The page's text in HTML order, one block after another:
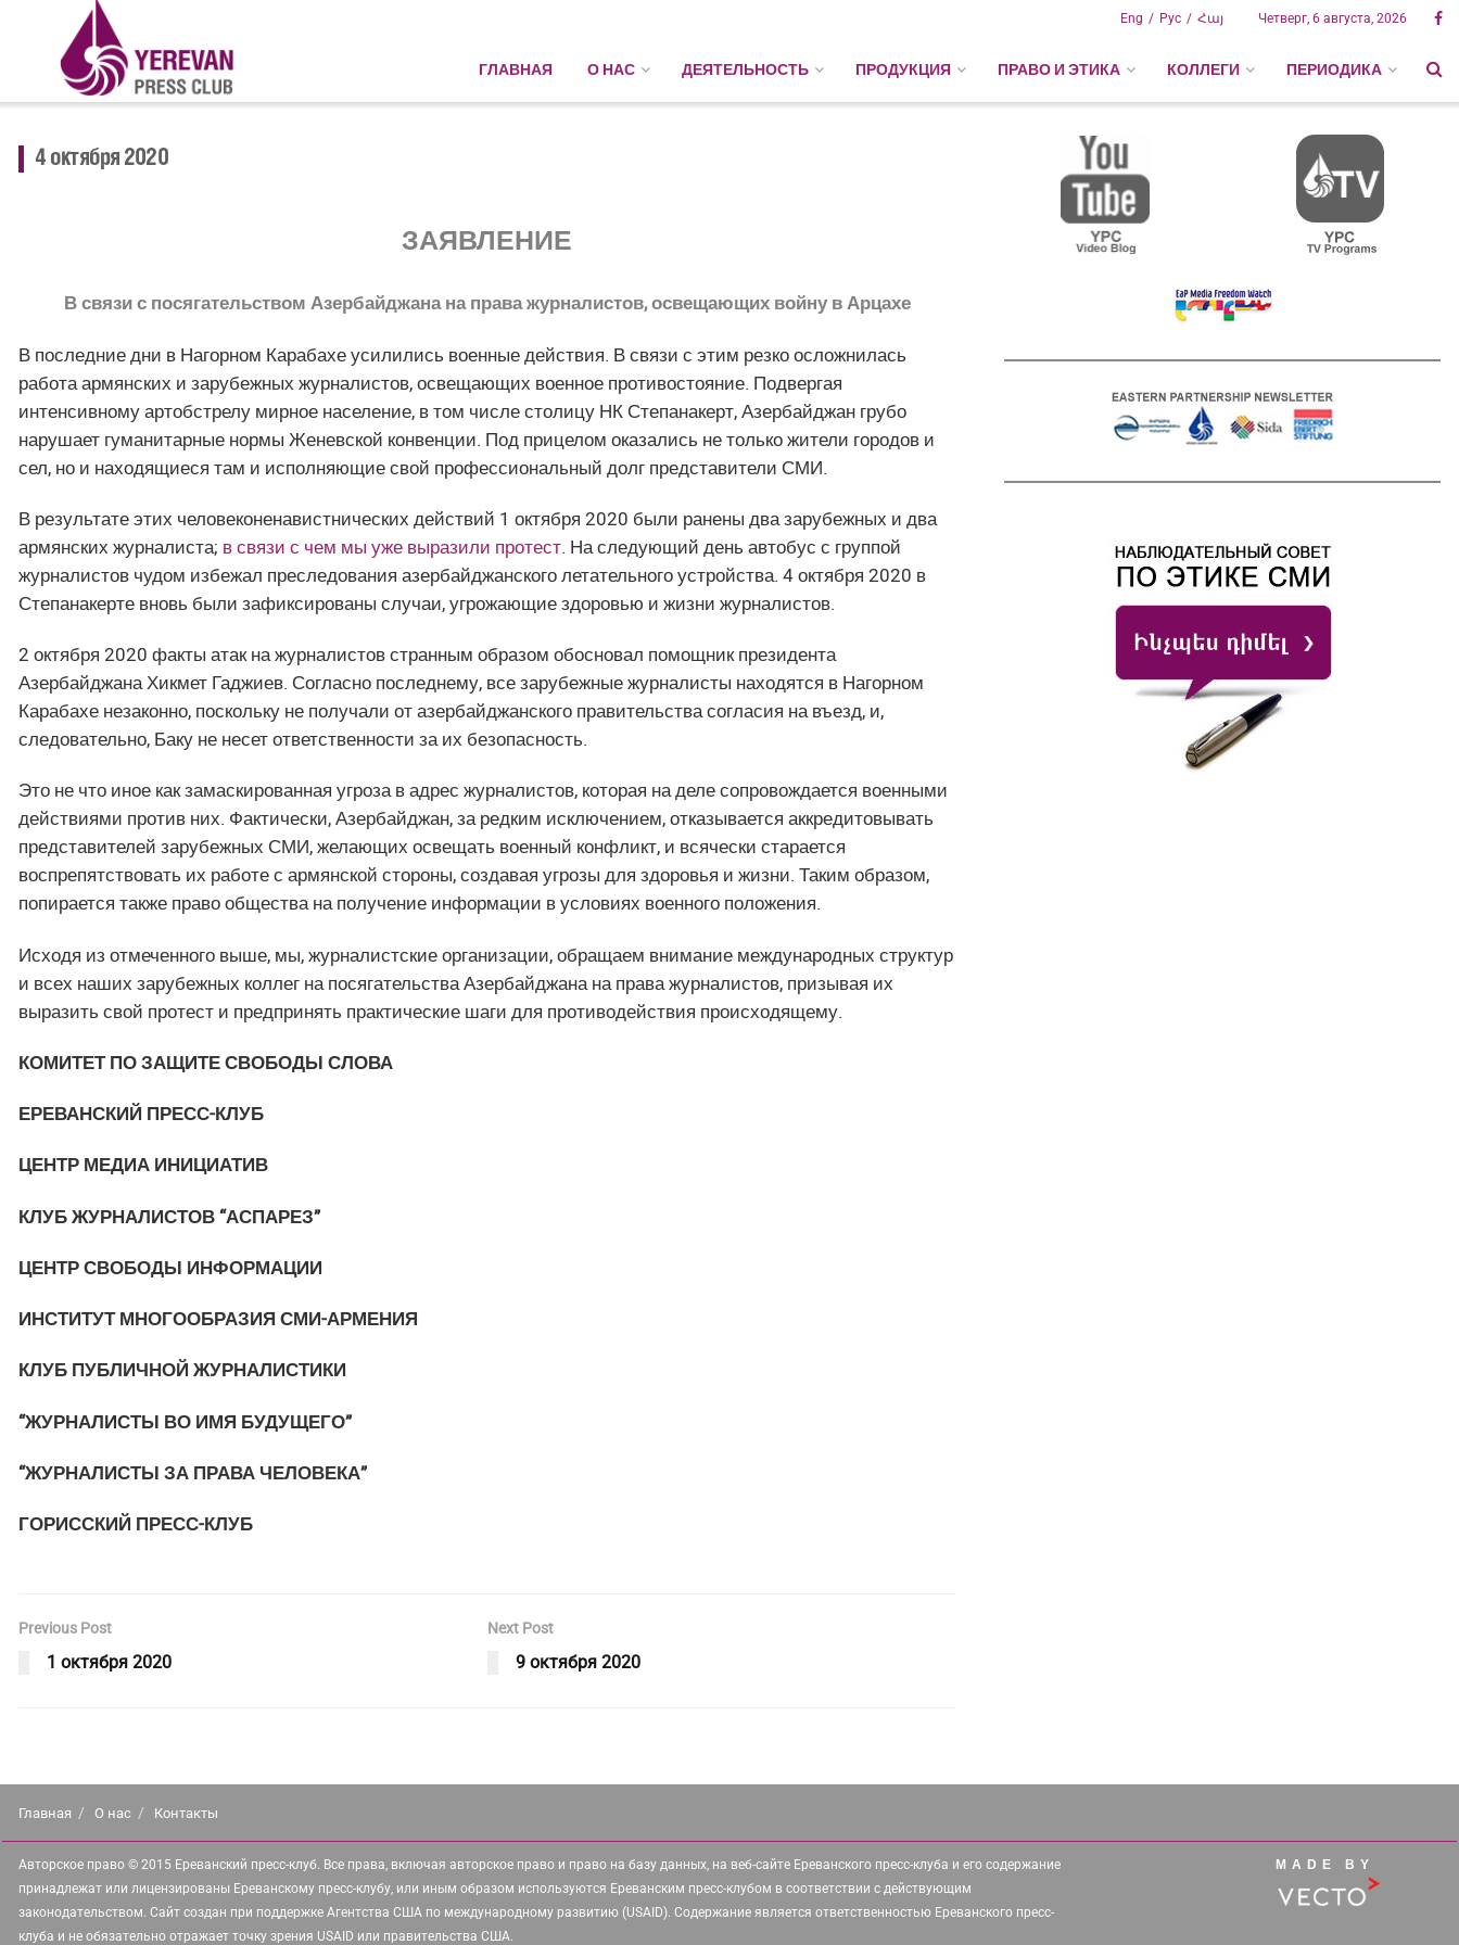
Рус Հայ
Eng Четверг, 6 августа, 2026
ГЛАВНАЯ О НАС ДЕЯТЕЛЬНОСТЬ ПРОДУКЦИЯ ПРАВО И ЭТИКА КОЛЛЕГИ ПЕРИОДИКА
4 октября 2020
ЗАЯВЛЕНИЕ
В связи с посягательством Азербайджана на права журналистов, освещающих войну в Арцахе
В последние дни в Нагорном Карабахе усилились военные действия. В связи с этим резко осложнилась
работа армянских и зарубежных журналистов, освещающих военное противостояние. Подвергая
интенсивному артобстрелу мирное население, в том числе столицу НК Степанакерт, Азербайджан грубо
нарушает гуманитарные нормы Женевской конвенции. Под прицелом оказались не только жители городов и
сел, но и находящиеся там и исполняющие свой профессиональный долг представители СМИ.
В результате этих человеконенавистнических действий 1 октября 2020 были ранены два зарубежных и два
армянских журналиста; в связи с чем мы уже выразили протест. На следующий день автобус с группой
журналистов чудом избежал преследования азербайджанского летательного устройства. 4 октября 2020 в
Степанакерте вновь были зафиксированы случаи, угрожающие здоровью и жизни журналистов.
2 октября 2020 факты атак на журналистов странным образом обосновал помощник президента
Азербайджана Хикмет Гаджиев. Согласно последнему, все зарубежные журналисты находятся в Нагорном
Карабахе незаконно, поскольку не получали от азербайджанского правительства согласия на въезд, и,
следовательно, Баку не несет ответственности за их безопасность.
Это не что иное как замаскированная угроза в адрес журналистов, которая на деле сопровождается военными
действиями против них. Фактически, Азербайджан, за редким исключением, отказывается аккредитовывать
представителей зарубежных СМИ, желающих освещать военный конфликт, и всячески старается
воспрепятствовать их работе с армянской стороны, создавая угрозы для здоровья и жизни. Таким образом,
попирается также право общества на получение информации в условиях военного положения.
Исходя из отмеченного выше, мы, журналистские организации, обращаем внимание международных структур
и всех наших зарубежных коллег на посягательства Азербайджана на права журналистов, призывая их
выразить свой протест и предпринять практические шаги для противодействия происходящему.
КОМИТЕТ ПО ЗАЩИТЕ СВОБОДЫ СЛОВА
ЕРЕВАНСКИЙ ПРЕСС-КЛУБ
ЦЕНТР МЕДИА ИНИЦИАТИВ
КЛУБ ЖУРНАЛИСТОВ “АСПАРЕЗ”
ЦЕНТР СВОБОДЫ ИНФОРМАЦИИ
ИНСТИТУТ МНОГООБРАЗИЯ СМИ-АРМЕНИЯ
КЛУБ ПУБЛИЧНОЙ ЖУРНАЛИСТИКИ
“ЖУРНАЛИСТЫ ВО ИМЯ БУДУЩЕГО”
“ЖУРНАЛИСТЫ ЗА ПРАВА ЧЕЛОВЕКА”
ГОРИССКИЙ ПРЕСС-КЛУБ
Previous Post
1 октября 2020
Next Post
9 октября 2020
Главная О нас Контакты
Авторское право © 2015 Ереванский пресс-клуб. Все права, включая авторское право и право на базу данных, на веб-сайте Ереванского пресс-клуба и его содержание
принадлежат или лицензированы Ереванскому пресс-клубу, или иным образом используются Ереванским пресс-клубом в соответствии с действующим
законодательством. Сайт создан при поддержке Агентства США по международному развитию (USAID). Содержание является ответственностью Ереванского пресс-
клуба и не обязательно отражает точку зрения USAID или правительства США.
MADE BY